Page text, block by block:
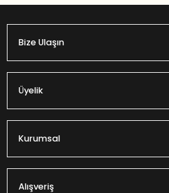
Gönder
Bize Ulaşın
Üyelik
Kurumsal
Alışveriş